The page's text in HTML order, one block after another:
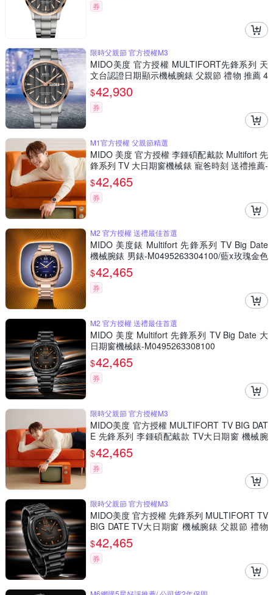
券
限時父親節 官方授權M3
MIDO美度 官方授權 MULTIFORT先鋒系列 天
文台認證日期顯示機械腕錶 父親節 禮物 推薦 4
2mm/M0384312106100
$42,930
券
M1官方授權 父親節精選
MIDO 美度 官方授權 李鍾碩配戴款 Multifort 先
鋒系列 TV 大日期窗機械錶 寵爸時刻 送禮推薦-
玫瑰金x藍 M0495263304100
$42,465
券
M2 官方授權 送禮最佳首選
MIDO 美度錶 Multifort 先鋒系列 TV Big Date
機械腕錶 男錶-M0495263304100/藍x玫瑰金色
40mm
$42,465
券
M2 官方授權 送禮最佳首選
MIDO 美度 Multifort 先鋒系列 TV Big Date 大
日期窗機械錶-M0495263308100
$42,465
券
限時父親節 官方授權M3
MIDO美度 官方授權 MULTIFORT TV BIG DAT
E 先鋒系列 李鍾碩配戴款 TV大日期窗 機械腕
錶 父親節 禮物 推薦 40mm/M0495263304100
$42,465
券
限時父親節 官方授權M3
MIDO美度 官方授權 先鋒系列 MULTIFORT TV
BIG DATE TV大日期窗 機械腕錶 父親節 禮物
推薦 40mm/M0495263308100
$42,465
券